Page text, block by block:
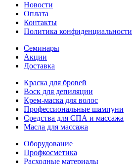
Новости
Оплата
Контакты
Политика конфиденциальности
Семинары
Акции
Доставка
Краска для бровей
Воск для депиляции
Крем-маска для волос
Профессиональные шампуни
Средства для СПА и массажа
Масла для массажа
Оборудование
Профкосметика
Расходные материалы